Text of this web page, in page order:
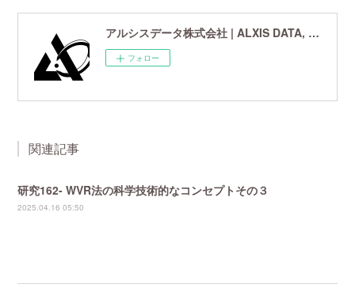
アルシスデータ株式会社 | ALXIS DATA, Inc. | 世界最先端の画像鮮鋭化技術研究開発企業
フォロー
関連記事
研究162- WVR法の科学技術的なコンセプトその３
2025.04.16 05:50